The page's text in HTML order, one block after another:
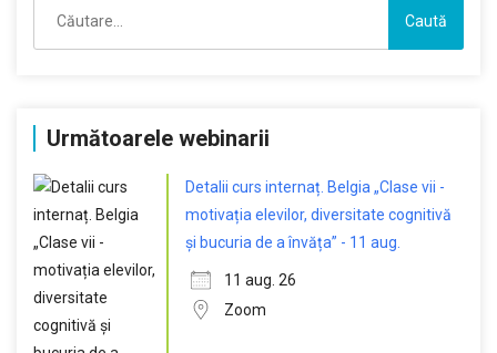
după:
Următoarele webinarii
Detalii curs internaț. Belgia „Clase vii -
motivația elevilor, diversitate cognitivă
și bucuria de a învăța” - 11 aug.
11 aug. 26
Zoom